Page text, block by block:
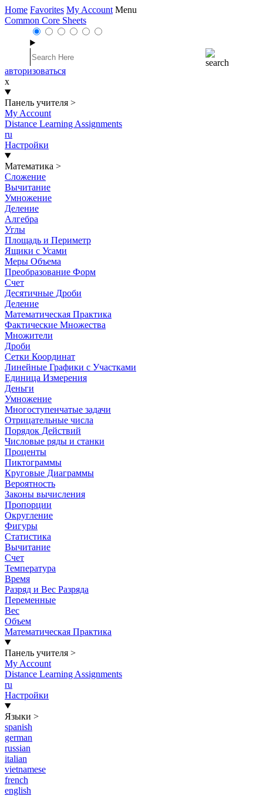
Home Favorites My Account Menu
Common Core Sheets
авторизоваться
x
Панель учителя >
My Account
Distance Learning Assignments
ru
Настройки
Математика >
Сложение
Вычитание
Умножение
Деление
Алгебра
Углы
Площадь и Периметр
Ящики с Усами
Меры Объема
Преобразование Форм
Счет
Десятичные Дроби
Деление
Математическая Практика
Фактические Множества
Множители
Дроби
Сетки Координат
Линейные Графики с Участками
Единица Измерения
Деньги
Умножение
Многоступенчатые задачи
Отрицательные числа
Порядок Действий
Числовые ряды и станки
Проценты
Пиктограммы
Круговые Диаграммы
Вероятность
Законы вычисления
Пропорции
Округление
Фигуры
Статистика
Вычитание
Счет
Температура
Время
Разряд и Вес Разряда
Переменные
Вес
Объем
Математическая Практика
Панель учителя >
My Account
Distance Learning Assignments
ru
Настройки
Языки >
spanish
german
russian
italian
vietnamese
french
english